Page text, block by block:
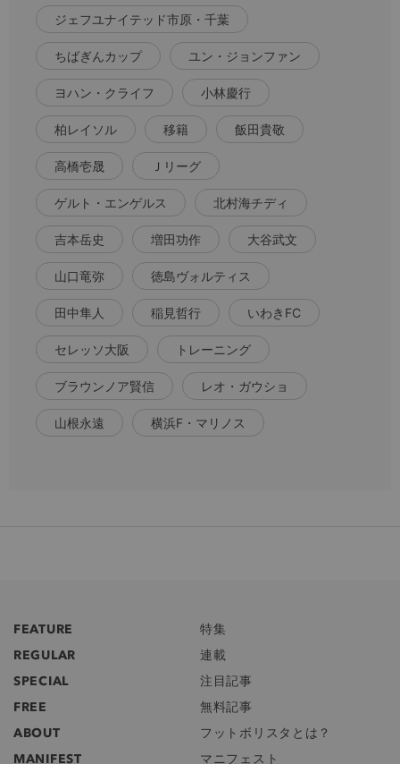
ジェフユナイテッド市原・千葉
ちばぎんカップ ユン・ジョンファン
ヨハン・クライフ 小林慶行
柏レイソル 移籍 飯田貴敬
高橋壱晟 Ｊリーグ
ゲルト・エンゲルス 北村海チディ
吉本岳史 増田功作 大谷武文
山口竜弥 徳島ヴォルティス
田中隼人 稲見哲行 いわきFC
セレッソ大阪 トレーニング
ブラウンノア賢信 レオ・ガウショ
山根永遠 横浜F・マリノス
FEATURE
特集
REGULAR
連載
SPECIAL
注目記事
FREE
無料記事
ABOUT
フットボリスタとは？
MANIFEST
マニフェスト